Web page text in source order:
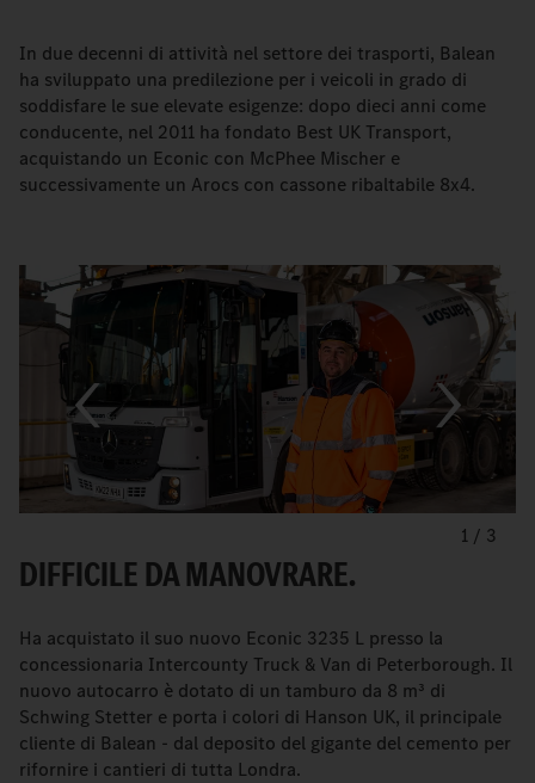
In due decenni di attività nel settore dei trasporti, Balean
ha sviluppato una predilezione per i veicoli in grado di
soddisfare le sue elevate esigenze: dopo dieci anni come
conducente, nel 2011 ha fondato Best UK Transport,
acquistando un Econic con McPhee Mischer e
successivamente un Arocs con cassone ribaltabile 8x4.
1 / 3
DIFFICILE DA MANOVRARE.
Ha acquistato il suo nuovo Econic 3235 L presso la
concessionaria Intercounty Truck & Van di Peterborough. Il
nuovo autocarro è dotato di un tamburo da 8 m³ di
Schwing Stetter e porta i colori di Hanson UK, il principale
cliente di Balean - dal deposito del gigante del cemento per
rifornire i cantieri di tutta Londra.